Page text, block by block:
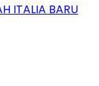
ITALIA BARU